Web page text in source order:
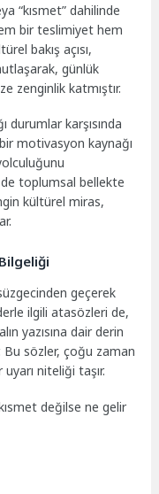
“kısmet” dahilinde
bir teslimiyet hem
bakış açısı,
günlük
zenginlik katmıştır.
durumlar karşısında
motivasyon kaynağı
de toplumsal bellekte
kültürel miras,
geçerek
ilgili atasözleri de,
yazısına dair derin
Bu sözler, çoğu zaman
niteliği taşır.
değilse ne gelir